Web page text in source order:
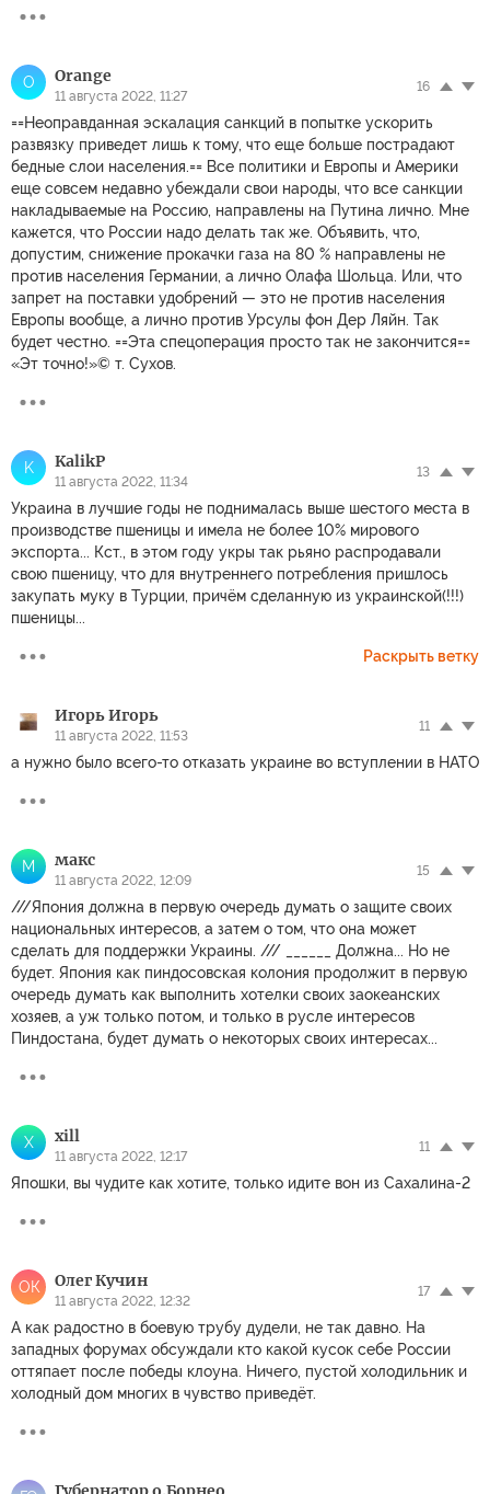
O Orange
11 августа 2022, 11:27
16
==Неоправданная эскалация санкций в попытке ускорить
развязку приведет лишь к тому, что еще больше пострадают
бедные слои населения.== Все политики и Европы и Америки
еще совсем недавно убеждали свои народы, что все санкции
накладываемые на Россию, направлены на Путина лично. Мне
кажется, что России надо делать так же. Объявить, что,
допустим, снижение прокачки газа на 80 % направлены не
против населения Германии, а лично Олафа Шольца. Или, что
запрет на поставки удобрений — это не против населения
Европы вообще, а лично против Урсулы фон Дер Ляйн. Так
будет честно. ==Эта спецоперация просто так не закончится==
«Эт точно!»© т. Сухов.
K KalikP
11 августа 2022, 11:34
13
Украина в лучшие годы не поднималась выше шестого места в
производстве пшеницы и имела не более 10% мирового
экспорта... Кст., в этом году укры так рьяно распродавали
свою пшеницу, что для внутреннего потребления пришлось
закупать муку в Турции, причём сделанную из украинской(!!!)
пшеницы...
Раскрыть ветку
Игорь Игорь
11 августа 2022, 11:53
11
а нужно было всего-то отказать украине во вступлении в НАТО
М макс
11 августа 2022, 12:09
15
///Япония должна в первую очередь думать о защите своих
национальных интересов, а затем о том, что она может
сделать для поддержки Украины. /// ______ Должна... Но не
будет. Япония как пиндосовская колония продолжит в первую
очередь думать как выполнить хотелки своих заокеанских
хозяев, а уж только потом, и только в русле интересов
Пиндостана, будет думать о некоторых своих интересах...
X xill
11 августа 2022, 12:17
11
Япошки, вы чудите как хотите, только идите вон из Сахалина-2
ОК Олег Кучин
11 августа 2022, 12:32
17
А как радостно в боевую трубу дудели, не так давно. На
западных форумах обсуждали кто какой кусок себе России
оттяпает после победы клоуна. Ничего, пустой холодильник и
холодный дом многих в чувство приведёт.